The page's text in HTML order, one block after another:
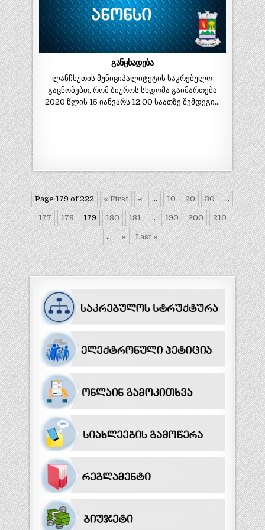
განცხადება
ლანჩხუთის მუნიციპალიტეტის საკრებულო
გაცნობებთ, რომ ბიუროს სხდომა გაიმართება
2020 წლის 15 იანვარს 12.00 საათზე შემდეგი…
Page 179 of 222 « First « ... 10 20 30 ...
177 178 179 180 181 ... 190 200 210
... » Last »